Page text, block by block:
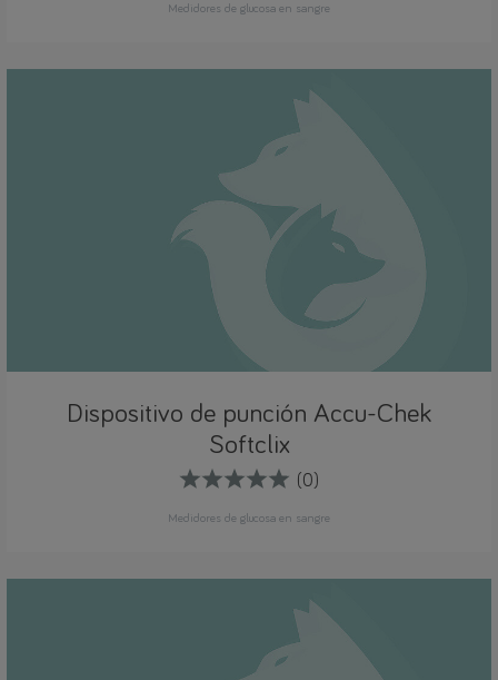
Medidores de glucosa en sangre
Dispositivo de punción Accu-Chek
Softclix
(0)
Medidores de glucosa en sangre